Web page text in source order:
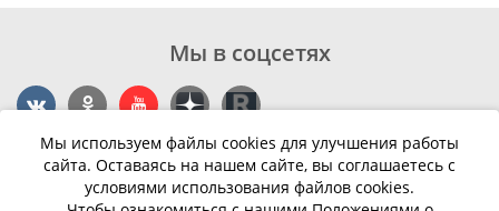
Мы используем файлы cookies для улучшения работы
сайта. Оставаясь на нашем сайте, вы соглашаетесь с
условиями использования файлов cookies.
Мы в соцсетях
Контакты
г. Калининград, ул. Эпроновская, 1